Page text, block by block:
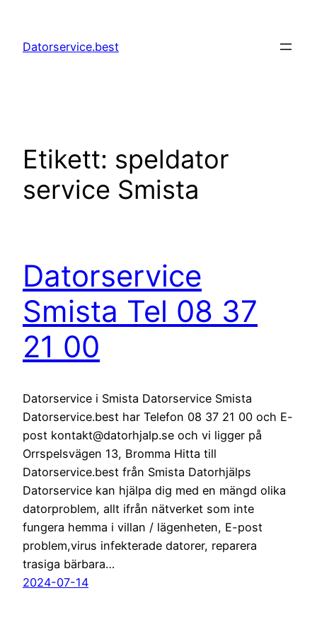
innehåll
Datorservice.best
Etikett: speldator
service Smista
Datorservice
Smista Tel 08 37
21 00
Datorservice i Smista Datorservice Smista
Datorservice.best har Telefon 08 37 21 00 och E-
post kontakt@datorhjalp.se och vi ligger på
Orrspelsvägen 13, Bromma Hitta till
Datorservice.best från Smista Datorhjälps
Datorservice kan hjälpa dig med en mängd olika
datorproblem, allt ifrån nätverket som inte
fungera hemma i villan / lägenheten, E-post
problem,virus infekterade datorer, reparera
trasiga bärbara…
2024-07-14